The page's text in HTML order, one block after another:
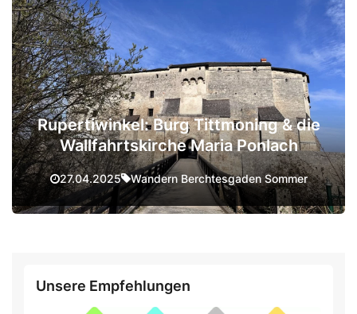
Rupertiwinkel: Burg Tittmoning & die
Wallfahrtskirche Maria Ponlach
27.04.2025 Wandern Berchtesgaden Sommer
Unsere Empfehlungen